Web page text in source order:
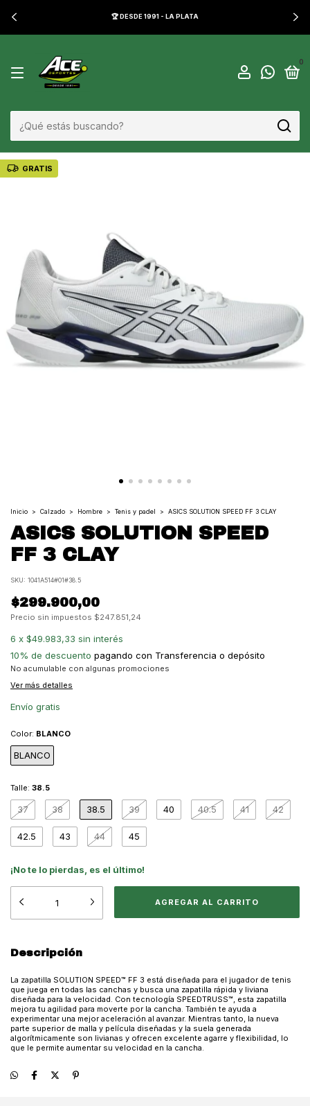
🏆 DESDE 1991 - LA PLATA
0
GRATIS
Inicio > Calzado > Hombre > Tenis y padel > ASICS SOLUTION SPEED FF 3 CLAY
ASICS SOLUTION SPEED
FF 3 CLAY
SKU: 1041A514#01#38.5
$299.900,00
Precio sin impuestos $247.851,24
6 x $49.983,33 sin interés
10% de descuento pagando con Transferencia o depósito
No acumulable con algunas promociones
Ver más detalles
Envío gratis
Color: BLANCO
BLANCO
Talle: 38.5
37 38 38.5 39 40 40.5 41 42
42.5 43 44 45
¡No te lo pierdas, es el último!
Descripción
La zapatilla SOLUTION SPEED™ FF 3 está diseñada para el jugador de tenis
que juega en todas las canchas y busca una zapatilla rápida y liviana
diseñada para la velocidad. Con tecnología SPEEDTRUSS™, esta zapatilla
mejora tu agilidad para moverte por la cancha. También te ayuda a
experimentar una mejor aceleración al avanzar. Mientras tanto, la nueva
parte superior de malla y película diseñadas y la suela generada
algorítmicamente son livianas y ofrecen excelente agarre y flexibilidad, lo
que le permite aumentar su velocidad en la cancha.